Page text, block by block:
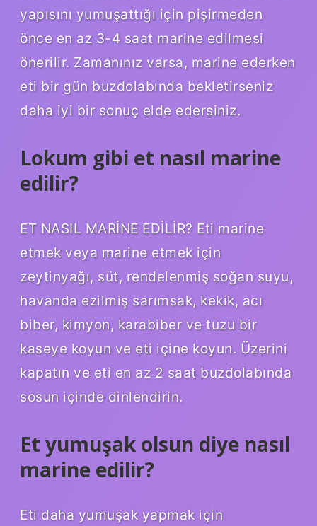
yapısını yumuşattığı için pişirmeden
önce en az 3-4 saat marine edilmesi
önerilir. Zamanınız varsa, marine ederken
eti bir gün buzdolabında bekletirseniz
daha iyi bir sonuç elde edersiniz.
Lokum gibi et nasıl marine
edilir?
ET NASIL MARİNE EDİLİR? Eti marine
etmek veya marine etmek için
zeytinyağı, süt, rendelenmiş soğan suyu,
havanda ezilmiş sarımsak, kekik, acı
biber, kimyon, karabiber ve tuzu bir
kaseye koyun ve eti içine koyun. Üzerini
kapatın ve eti en az 2 saat buzdolabında
sosun içinde dinlendirin.
Et yumuşak olsun diye nasıl
marine edilir?
Eti daha yumuşak yapmak için